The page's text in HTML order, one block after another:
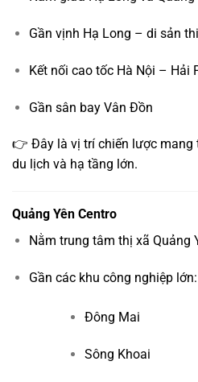
Gần vịnh Hạ Long – di sản
Kết nối cao tốc Hà Nội – Hải
Gần sân bay Vân Đồn
👉 Đây là vị trí chiến lược mang
du lịch và hạ tầng lớn.
Quảng Yên Centro
Nằm trung tâm thị xã Quảng
Gần các khu công nghiệp lớn:
Đông Mai
Sông Khoai